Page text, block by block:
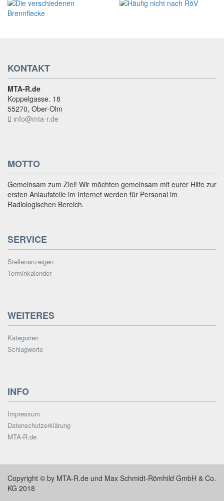
KONTAKT
MTA-R.de
Koppelgasse. 18
55270, Ober-Olm
info@mta-r.de
MOTTO
Gemeinsam zum Ziel! Wir möchten gemeinsam mit eurer Hilfe zur
ersten Anlaufstelle im Internet werden für Personal im
Radiologischen Bereich.
SERVICE
Stellenanzeigen
Terminkalender
WEITERES
Kategorien
Schlagworte
INFO
Impressum
Datenschutzerklärung
MTA-R.de
Copyright © by MTA-R.de und Max Schmidt-Römhild GmbH & Co.
KG 2018